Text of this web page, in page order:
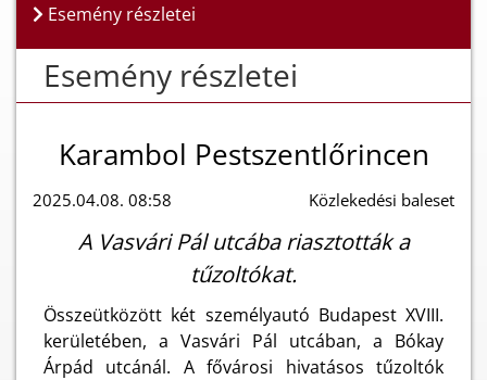
Esemény részletei
Esemény részletei
Karambol Pestszentlőrincen
2025.04.08. 08:58 Közlekedési baleset
A Vasvári Pál utcába riasztották a
tűzoltókat.
Összeütközött két személyautó Budapest XVIII.
kerületében, a Vasvári Pál utcában, a Bókay
Árpád utcánál. A fővárosi hivatásos tűzoltók